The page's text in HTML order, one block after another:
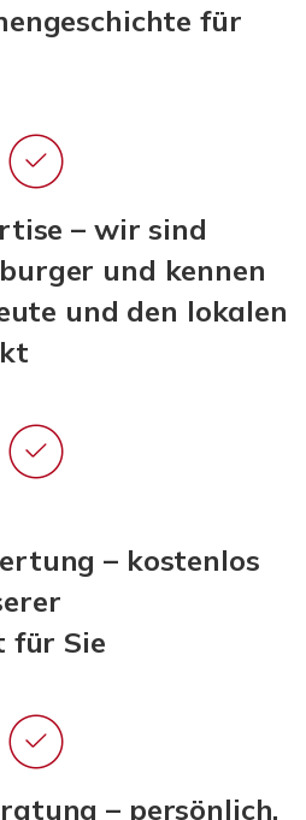
für
– wir sind
und kennen
und den lokalen
– kostenlos
für Sie
– persönlich,